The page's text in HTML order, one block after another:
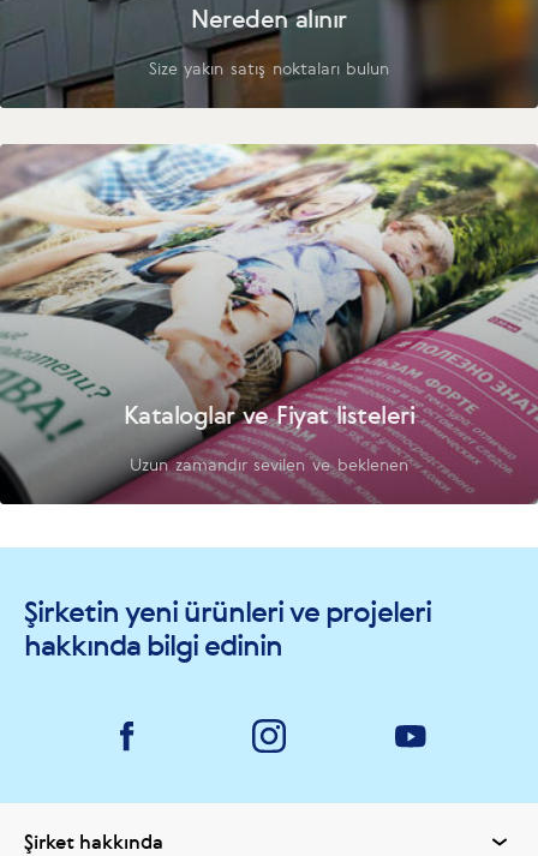
Nereden alınır
Size yakın satış noktaları bulun
Kataloglar ve Fiyat listeleri
Uzun zamandır sevilen ve beklenen
Şirketin yeni ürünleri ve projeleri
hakkında bilgi edinin
Şirket hakkında